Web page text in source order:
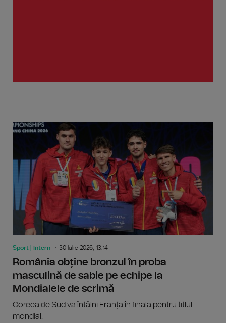
Sport | intern 30 Iulie 2026, 13:14
România obține bronzul în proba
masculină de sabie pe echipe la
Mondialele de scrimă
Coreea de Sud va întâlni Franța în finala pentru titlul
mondial.